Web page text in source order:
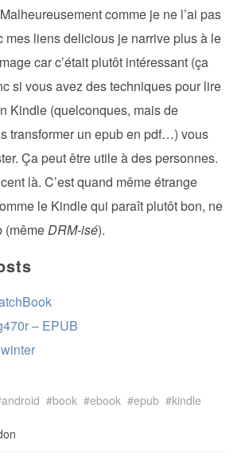
comme je ne l’ai pas
mes liens delicious je narrive plus à le
car c’était plutôt intéressant (ça
si vous avez des techniques pour lire
Kindle (quelconques, mais de
transformer un epub en pdf…) vous
Ça peut être utile à des personnes.
là. C’est quand même étrange
le Kindle qui paraît plutôt bon, ne
(mêmeDRM-isé).
– EPUB
android book ebook epub kindle